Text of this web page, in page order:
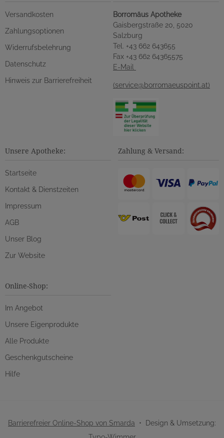
Versandkosten
Zahlungsoptionen
Widerrufsbelehrung
Datenschutz
Hinweis zur Barrierefreiheit
Borromäus Apotheke
Gaisbergstraße 20, 5020
Salzburg
Tel. +43 662 643655
Fax +43 662 64365575
E-Mail
(service@borromaeuspoint.at)
Unsere Apotheke:
Startseite
Kontakt & Dienstzeiten
Impressum
AGB
Unser Blog
Zur Website
Zahlung & Versand:
Online-Shop:
Im Angebot
Unsere Eigenprodukte
Alle Produkte
Geschenkgutscheine
Hilfe
Barrierefreier Online-Shop von Smarda • Design & Umsetzung: